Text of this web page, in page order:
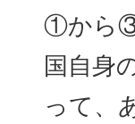
①から③
国自身
って、